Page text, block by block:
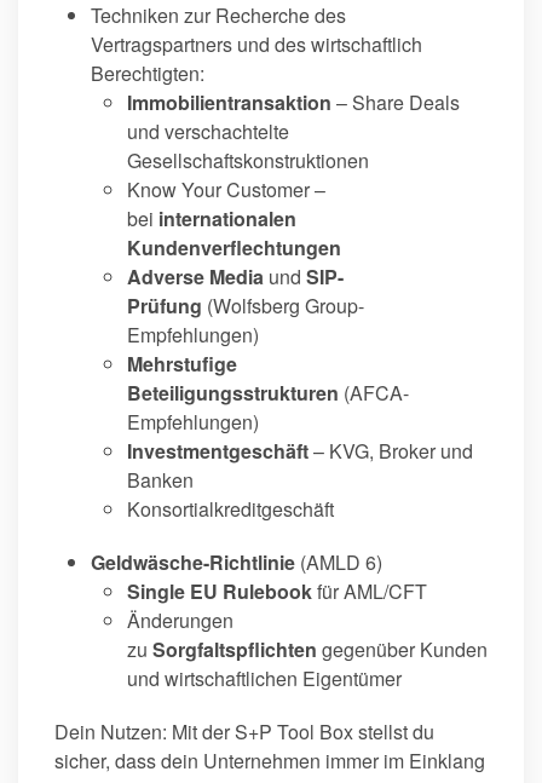
Techniken zur Recherche des
Vertragspartners und des wirtschaftlich
Berechtigten:
Immobilientransaktion – Share Deals
und verschachtelte
Gesellschaftskonstruktionen
Know Your Customer –
bei internationalen
Kundenverflechtungen
Adverse Media und SIP-
Prüfung (Wolfsberg Group-
Empfehlungen)
Mehrstufige
Beteiligungsstrukturen (AFCA-
Empfehlungen)
Investmentgeschäft– KVG, Broker und
Banken
Konsortialkreditgeschäft
Geldwäsche-Richtlinie (AMLD 6)
Single EU Rulebookfür AML/CFT
Änderungen
zu Sorgfaltspflichten gegenüber Kunden
und wirtschaftlichen Eigentümer
Dein Nutzen: Mit der S+P Tool Box stellst du
sicher, dass dein Unternehmen immer im Einklang